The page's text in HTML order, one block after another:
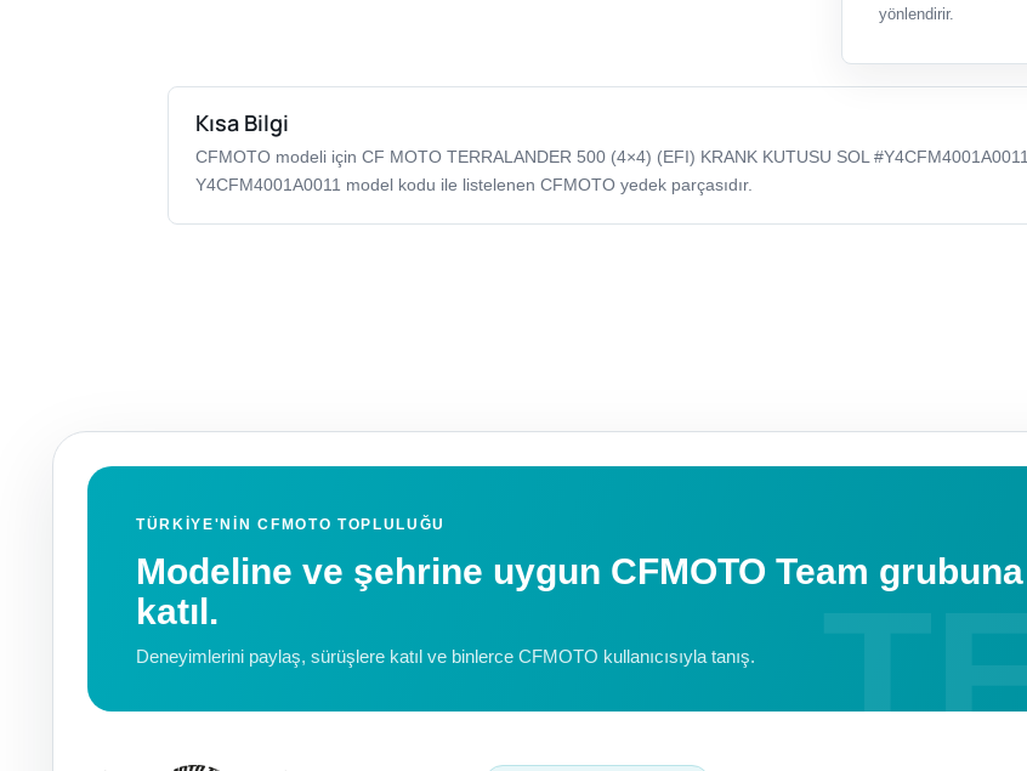
yönlendirir.
Kısa Bilgi
CFMOTO modeli için CF MOTO TERRALANDER 500 (4×4) (EFI) KRANK KUTUSU SOL #Y4CFM4001A0011,
Y4CFM4001A0011 model kodu ile listelenen CFMOTO yedek parçasıdır.
TÜRKIYE'NIN CFMOTO TOPLULUĞU
Modeline ve şehrine uygun CFMOTO Team grubuna
katıl.
Deneyimlerini paylaş, sürüşlere katıl ve binlerce CFMOTO kullanıcısıyla tanış.